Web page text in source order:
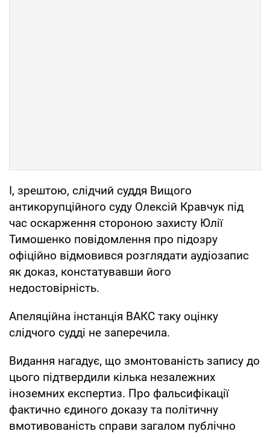
І, зрештою, слідчий суддя Вищого
антикорупційного суду Олексій Кравчук під
час оскарження стороною захисту Юлії
Тимошенко повідомлення про підозру
офіційно відмовився розглядати аудіозапис
як доказ, констатувавши його
недостовірність.
Апеляційна інстанція ВАКС таку оцінку
слідчого судді не заперечила.
Видання нагадує, що змонтованість запису до
цього підтвердили кілька незалежних
іноземних експертиз. Про фальсифікації
фактично єдиного доказу та політичну
вмотивованість справи загалом публічно